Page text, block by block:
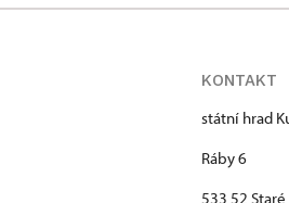
KONTAKT
státní hrad
Ráby 6
533 52